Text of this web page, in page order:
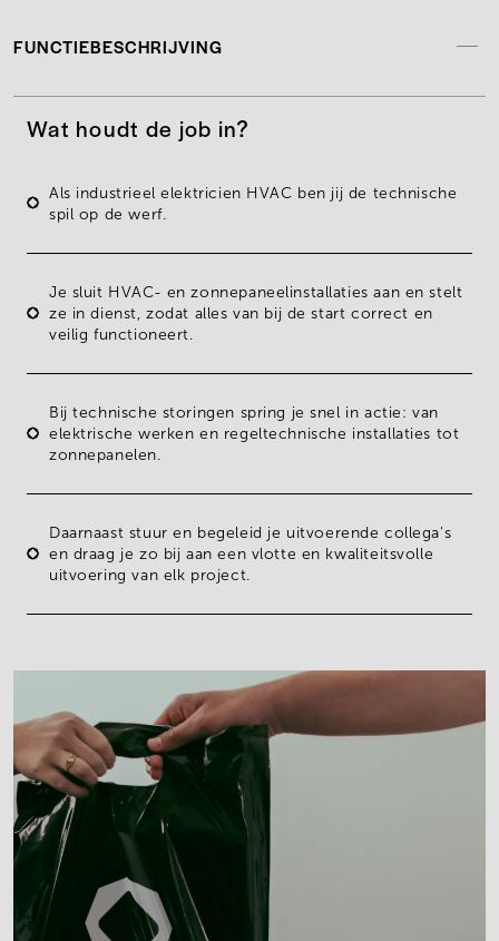
FUNCTIEBESCHRIJVING
Wat houdt de job in?
Als industrieel elektricien HVAC ben jij de technische
spil op de werf.
Je sluit HVAC- en zonnepaneelinstallaties aan en stelt
ze in dienst, zodat alles van bij de start correct en
veilig functioneert.
Bijtechnische storingen spring je snel in actie: van
elektrische werken en regeltechnische installaties tot
zonnepanelen.
Daarnaast stuuren begeleid je uitvoerende collega's
en draag je zo bij aan een vlotte en kwaliteitsvolle
uitvoering van elk project.